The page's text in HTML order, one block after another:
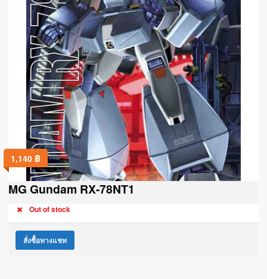
1,140 ฿
MG Gundam RX-78NT1
Out of stock
สั่งซื้อทางแชท